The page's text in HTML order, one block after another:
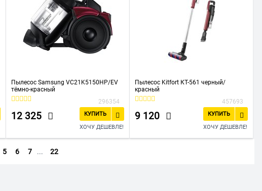
Пылесос Samsung VC21K5150HP/EV
тёмно-красный
296354
12 325
КУПИТЬ
ХОЧУ ДЕШЕВЛЕ!
Пылесос Kitfort КТ-561 черный/
красный
457693
9 120
КУПИТЬ
ХОЧУ ДЕШЕВЛЕ!
5 6 7 ... 22